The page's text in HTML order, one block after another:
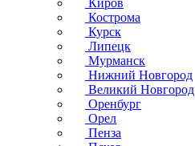
Киров
Кострома
Курск
Липецк
Мурманск
Нижний Новгород
Великий Новгород
Оренбург
Орел
Пенза